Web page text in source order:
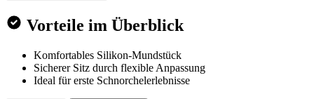
Vorteile im Überblick
Komfortables Silikon-Mundstück
Sicherer Sitz durch flexible Anpassung
Ideal für erste Schnorchelerlebnisse